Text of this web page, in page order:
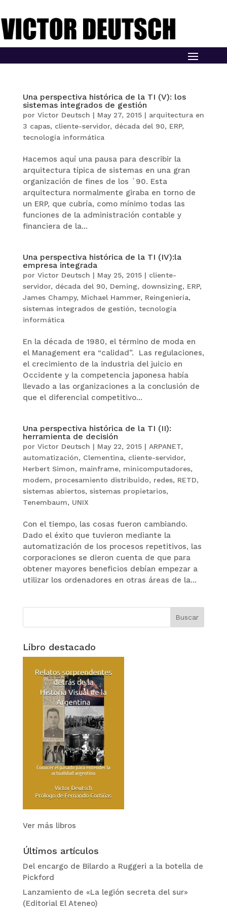
Una perspectiva histórica de la TI (V): los
sistemas integrados de gestión
por Victor Deutsch | May 27, 2015| arquitectura en
3 capas, cliente-servidor, década del 90, ERP,
tecnología informática
Hacemos aquí una pausa para describir la
arquitectura típica de sistemas en una gran
organización de fines de los ´90. Esta
arquitectura normalmente giraba en torno de
un ERP, que cubría, como mínimo todas las
funciones de la administración contable y
financiera de la...
Una perspectiva histórica de la TI (IV):la
empresa integrada
por Victor Deutsch | May 25, 2015| cliente-
servidor, década del 90, Deming, downsizing, ERP,
James Champy, Michael Hammer, Reingeniería,
sistemas integrados de gestión, tecnología
informática
En la década de 1980, el término de moda en
el Management era “calidad”. Las regulaciones,
el crecimiento de la industria del juicio en
Occidente y la competencia japonesa había
llevado a las organizaciones a la conclusión de
que el diferencial competitivo...
Una perspectiva histórica de la TI (II):
herramienta de decisión
por Victor Deutsch | May 22, 2015| ARPANET,
automatización, Clementina, cliente-servidor,
Herbert Simon, mainframe, minicomputadores,
modem, procesamiento distribuido, redes, RETD,
sistemas abiertos, sistemas propietarios,
Tenembaum, UNIX
Con el tiempo, las cosas fueron cambiando.
Dado el éxito que tuvieron mediante la
automatización de los procesos repetitivos, las
corporaciones se dieron cuenta de que para
obtener mayores beneficios debían empezar a
utilizar los ordenadores en otras áreas de la...
Libro destacado
Ver más libros
Últimos artículos
Del encargo de Bilardo a Ruggeri a la botella de
Pickford
Lanzamiento de «La legión secreta del sur»
(Editorial El Ateneo)